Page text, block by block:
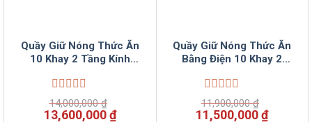
Quầy Giữ Nóng Thức Ăn
10 Khay 2 Tầng Kính
Được
xếp
14,000,000₫
Giá
13,600,000₫Giá
Quầy Giữ Nóng Thức Ăn
Bằng Điện 10 Khay 2
Được
xếp
11,900,000₫
Giá
11,500,000₫Giá